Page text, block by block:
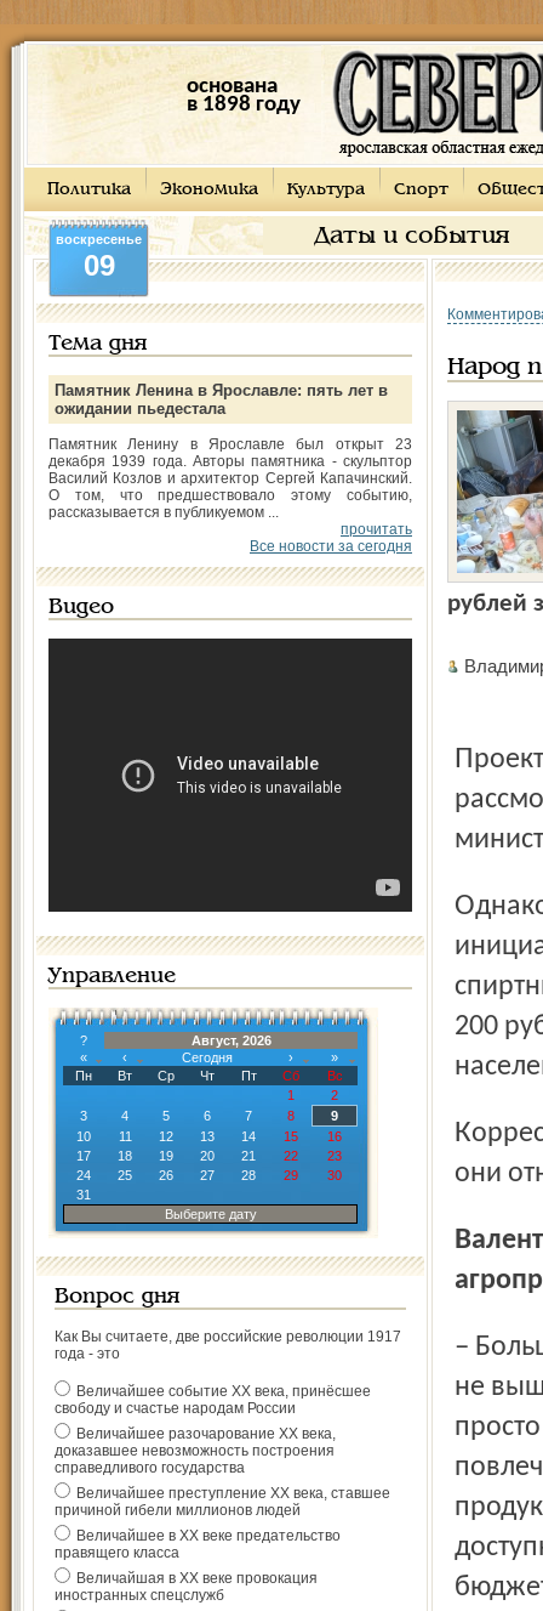
основана
в 1898 году
Политика Экономика Культура Спорт
Даты и события
воскресенье
09
Тема дня
Памятник Ленина в Ярославле: пять лет в
ожидании пьедестала
Памятник Ленину в Ярославле был открыт 23
декабря 1939 года. Авторы памятника - скульптор
Василий Козлов и архитектор Сергей Капачинский.
О том, что предшествовало этому событию,
рассказывается в публикуемом ...
прочитать
Все новости за сегодня
Видео
Управление
?
Август, 2026
«
‹ Сегодня ›
»
Пн
Вт Ср Чт Пт Сб
Вс
1
2
3
4 5 6 7 8
9
10
11 12 13 14 15
16
17
18 19 20 21 22
23
24
25 26 27 28 29
30
31
Выберите дату
Вопрос дня
Как Вы считаете, две российские революции 1917
года - это
Величайшее событие ХХ века, принёсшее
свободу и счастье народам России
Величайшее разочарование ХХ века,
доказавшее невозможность построения
справедливого государства
Величайшее преступление ХХ века, ставшее
причиной гибели миллионов людей
Величайшее в ХХ веке предательство
правящего класса
Величайшая в ХХ веке провокация
иностранных спецслужб
Народ
рублей
Проект поправок Минфина в Налоговый кодекс был
Однако ряд регионов не поддержал предложенную
200
Корреспондент «Северного края» спросил читателей, как
они
Валентин ФИЛИППОВ, директор департамента
– Большая часть населения употребляет водку стоимостью
не